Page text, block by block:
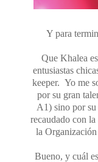
Y para
Que Khalea
entusiastas
keeper. Yo me
por su gran
A1) sino por su
recaudado con la
la
Bueno, y cuál